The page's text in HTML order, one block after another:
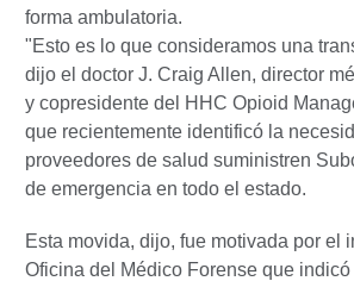
forma ambulatoria.
"Esto es lo que consideramos una
dijo el doctor J. Craig Allen, director
y copresidente del HHC Opioid
que recientemente identificó la
proveedores de salud suministren
de emergencia en todo el estado.
Esta movida, dijo, fue motivada por el
Oficina del Médico Forense que